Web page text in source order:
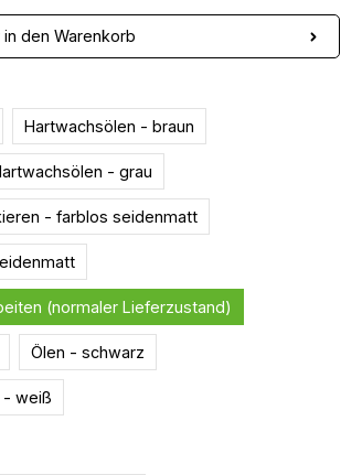
den Warenkorb
Hartwachsölen - braun
- grau
- farblos seidenmatt
(normaler Lieferzustand)
Ölen - schwarz
- weiß